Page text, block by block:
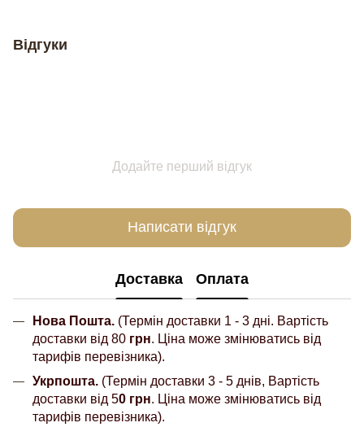
Відгуки
Додайте перший відгук
Написати відгук
Доставка Оплата
Нова Пошта. (Термін доставки 1 - 3 дні. Вартість
доставки від 80 грн. Ціна може змінюватись від
тарифів перевізника).
Укрпошта. (Термін доставки 3 - 5 днів, Вартість
доставки від 50 грн. Ціна може змінюватись від
тарифів перевізника).